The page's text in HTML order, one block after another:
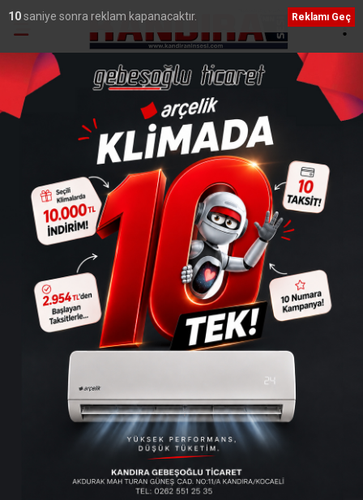
Ana Sayfa›Kocaeli
Kocaeli’de Hava
Değişiyor: Yağmur, Nem
ve Ilıman Günler
Kocaeli genelinde önümüzdeki günlerde yağışlı
ve çok bulutlu hava etkisini sürdürecek. Hava
9saniye sonra reklam kapanacaktır. Reklamı Geç